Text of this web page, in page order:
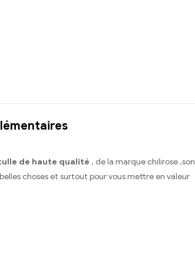
de haute qualité , de la marque chilirose ,son
choses et surtout pour vous mettre en valeur